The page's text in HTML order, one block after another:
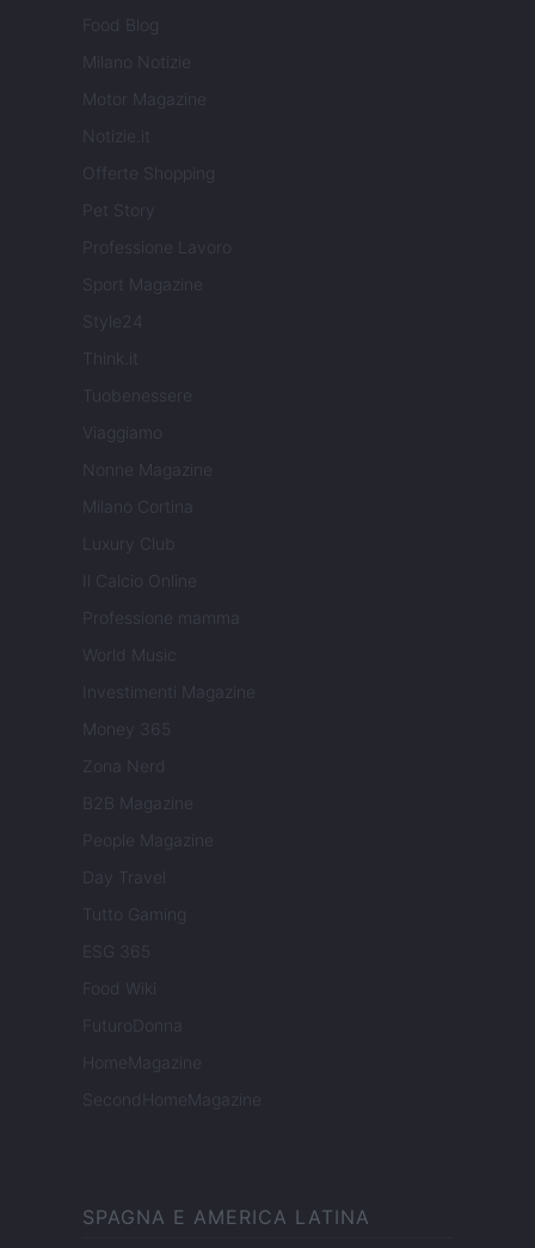
Food Blog
Milano Notizie
Motor Magazine
Notizie.it
Offerte Shopping
Pet Story
Professione Lavoro
Sport Magazine
Style24
Think.it
Tuobenessere
Viaggiamo
Nonne Magazine
Milano Cortina
Luxury Club
Il Calcio Online
Professione mamma
World Music
Investimenti Magazine
Money 365
Zona Nerd
B2B Magazine
People Magazine
Day Travel
Tutto Gaming
ESG 365
Food Wiki
FuturoDonna
HomeMagazine
SecondHomeMagazine
SPAGNA E AMERICA LATINA